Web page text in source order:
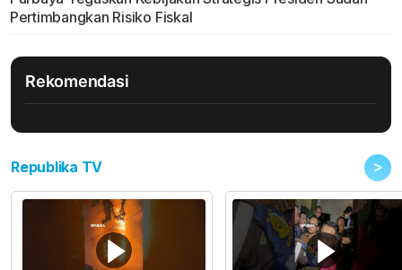
Pertimbangkan Risiko Fiskal
Rekomendasi
Republika TV >